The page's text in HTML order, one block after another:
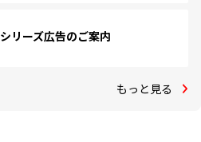
リーズ広告のご案内
もっと見る